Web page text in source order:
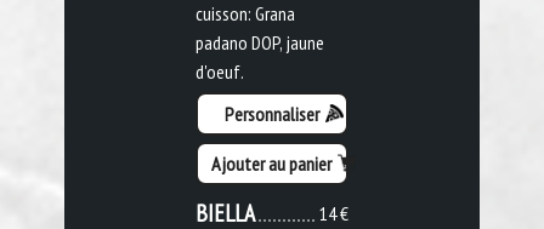
cuisson: Grana
padano DOP, jaune
d'oeuf.
Personnaliser
Ajouter au panier
14 €
BIELLA